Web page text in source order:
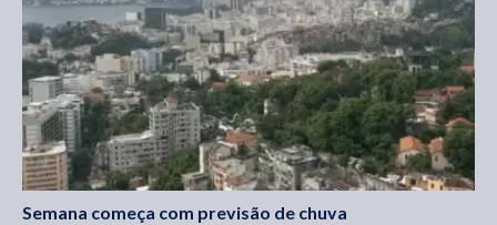
Semana começa com previsão de chuva